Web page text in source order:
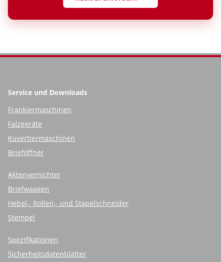
Service und Downloads
Frankiermaschinen
Falzgeräte
Kuvertiermaschinen
Brieföffner
Aktenvernichter
Briefwaagen
Hebel,- Rollen,- und Stapelschneider
Stempel
Spezifikationen
Sicherheitsdatenblätter